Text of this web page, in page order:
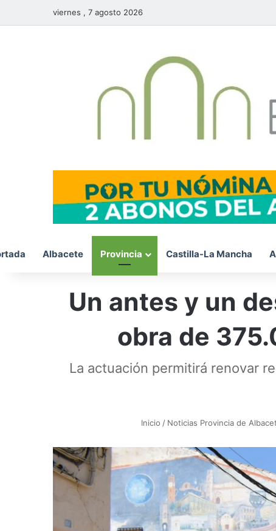
viernes , 7 agosto 2026
Albacete Provincia Castilla-La Mancha
Un antes y un
obra de
La actuación permitirá renovar
Inicio / Noticias Provincia de